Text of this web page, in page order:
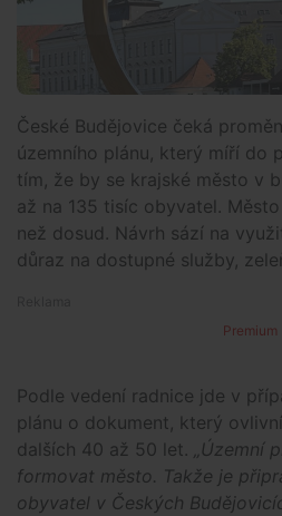
České Budějovice čeká
územního plánu, který míří do
tím, že by se krajské město v
až na 135 tisíc obyvatel.
než dosud. Návrh sází na
důraz na dostupné služby,
Premium
Podle vedení radnice jde v
plánu o dokument, který
dalších 40 až 50 let. „Územní
formovat město. Takže je
obyvatel v Českých